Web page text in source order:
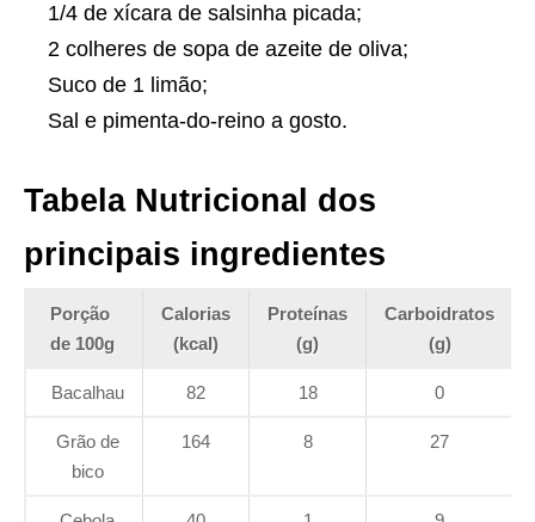
1/4 de xícara de salsinha picada;
2 colheres de sopa de azeite de oliva;
Suco de 1 limão;
Sal e pimenta-do-reino a gosto.
Tabela Nutricional dos
principais ingredientes
Porção
de 100g
Calorias
(kcal)
Proteínas
(g)
Carboidratos
(g)
Bacalhau 82 18 0
Grão de
bico
164 8 27